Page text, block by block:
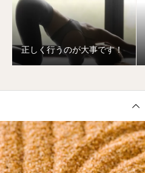
正しく行うのが大事です！